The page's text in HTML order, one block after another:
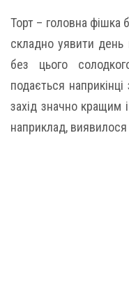
Торт – головна фішка
складно уявити день
без цього
подається
захід значно кращим
наприклад,